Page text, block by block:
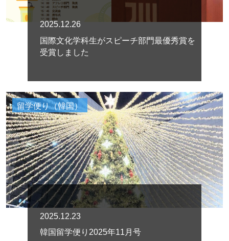
2025.12.26
国際文化学科生がスピーチ部門最優秀賞を
受賞しました
留学便り（韓国）
2025.12.23
韓国留学便り2025年11月号